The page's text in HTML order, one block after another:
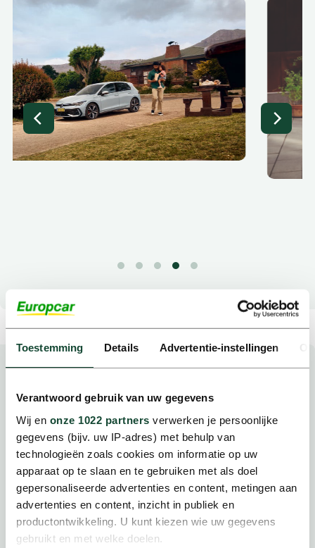
Toestemming Details Advertentie-instellingen
Verantwoord gebruik van uw gegevens
Wij en onze 1022 partners verwerken je persoonlijke
gegevens (bijv. uw IP-adres) met behulp van
technologieën zoals cookies om informatie op uw
apparaat op te slaan en te gebruiken met als doel
gepersonaliseerde advertenties en content, metingen aan
advertenties en content, inzicht in publiek en
productontwikkeling. U kunt kiezen wie uw gegevens
gebruikt en met welke doelen.